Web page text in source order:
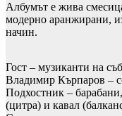
Албумът е жива
модерно аранжирани,
начин.
Гост – музиканти на
Владимир Кърпаров –
Подхостник –
(цитра) и кавал